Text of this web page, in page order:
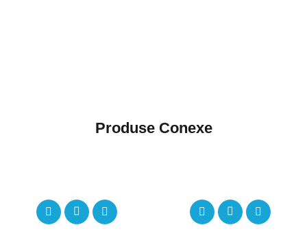
Produse Conexe